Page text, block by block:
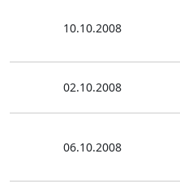
10.10.2008
02.10.2008
06.10.2008